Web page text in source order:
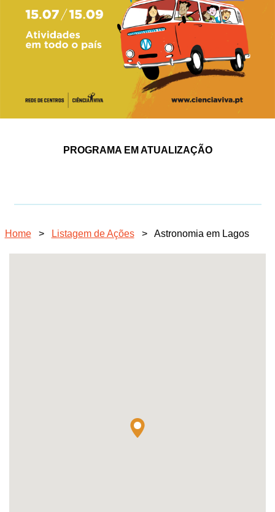
PROGRAMA EM ATUALIZAÇÃO
Home > Listagem de Ações > Astronomia em Lagos